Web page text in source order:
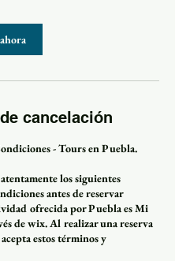
cancelación
- Tours en Puebla.
los siguientes
antes de reservar
ofrecida por Puebla es Mi
de wix. Al realizar una reserva
estos términos y